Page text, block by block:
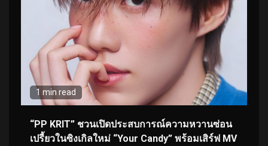
1 min read
“PP KRIT” ชวนเปิดประสบการณ์ความหวานซ่อน
เปรี้ยวในซิงเกิลใหม่ “Your Candy” พร้อมเสิร์ฟ MV